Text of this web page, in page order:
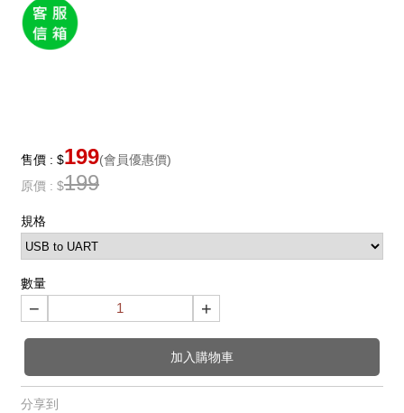
售價 : $199(會員優惠價)
原價 : $199
規格
數量
− +
加入購物車
分享到